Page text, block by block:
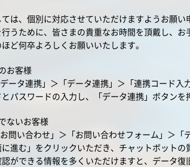
は、個別に対応させていただけますようお願い
うために、皆さまの貴重なお時間を頂戴し、
ど何卒よろしくお願いいたします。
お客様
ータ連携」＞「データ連携」＞「連携コード入力
パスワードの入力し、「データ連携」ボタンを
ないお客様
問い合わせ」＞「お問い合わせフォーム」＞「
に進む」をクリックいただき、チャットボット
ができる情報を多くいただけますと、データ復